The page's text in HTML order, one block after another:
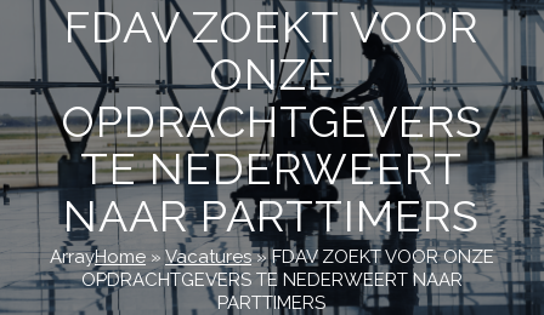
FDAV ZOEKT VOOR
ONZE
OPDRACHTGEVERS
TE NEDERWEERT
NAAR PARTTIMERS
ArrayHome» Vacatures»FDAV ZOEKT VOOR ONZE
OPDRACHTGEVERS TE NEDERWEERT NAAR
PARTTIMERS